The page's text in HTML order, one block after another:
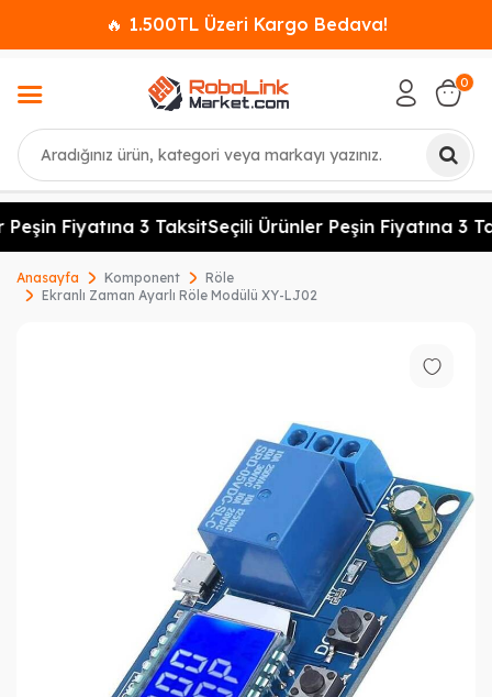
🔥 1.500TL Üzeri Kargo Bedava!
Ara
0
Fiyatına 3 TaksitSeçili Ürünler Peşin Fiyatına 3
Anasayfa Komponent
Röle
Ekranlı Zaman Ayarlı Röle Modülü XY-LJ02